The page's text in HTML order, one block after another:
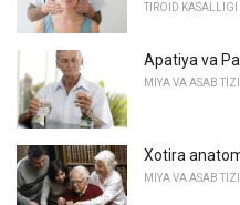
TIROID KASALLIGI
Apatiya va
MIYA VA ASAB
Xotira
MIYA VA ASAB